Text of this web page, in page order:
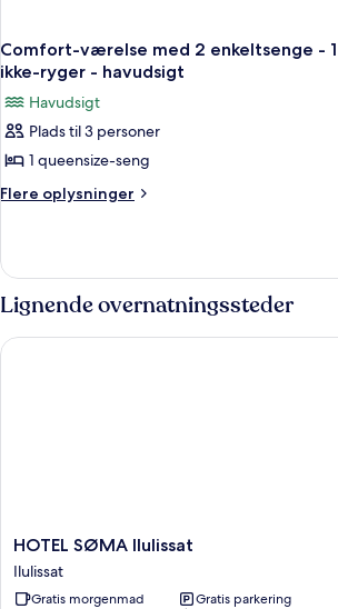
Comfort-værelse med 2 enkeltsenge -
ikke-ryger - havudsigt
Havudsigt
Plads til 3 personer
1 queensize-seng
Flere oplysninger
Flere
værelse
med
2
enkeltsenge
-
Lignende overnatningssteder
HOTEL
SØMA
Ilulissat
Ilulissat
HOTEL SØMA Ilulissat
Ilulissat
Gratis morgenmad
Gratis parkering
HOTEL SØMA Ilulissat